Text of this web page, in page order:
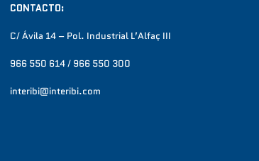
CONTACTO:
C/ Ávila 14 – Pol. Industrial L’Alfaç III
966 550 614 / 966 550 300
interibi@interibi.com